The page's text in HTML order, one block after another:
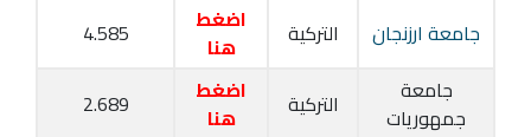
جامعة ارزنجان
التركية
اضغط
هنا
4.585
جامعة
جمهوريات
التركية
اضغط
هنا
2.689